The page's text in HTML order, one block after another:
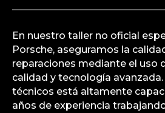
En nuestro taller no oficial
Porsche, aseguramos la
reparaciones mediante el uso
calidad y tecnología
técnicos está altamente
años de experiencia